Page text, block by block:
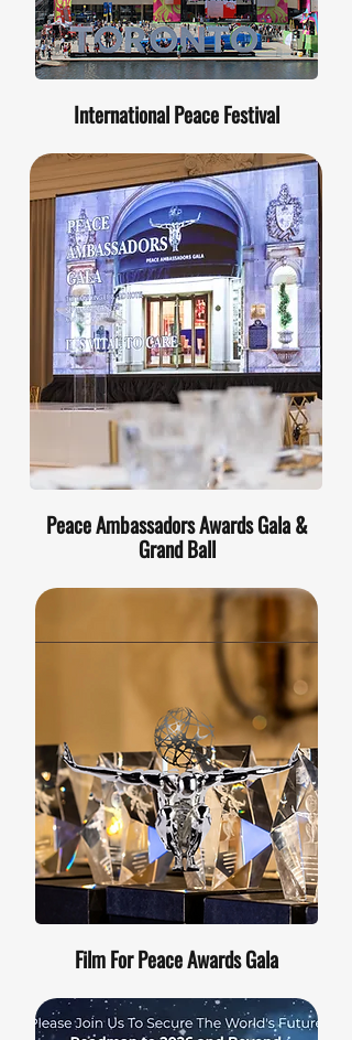
International Peace Festival
Peace Ambassadors Awards Gala &
Grand Ball
Film For Peace Awards Gala